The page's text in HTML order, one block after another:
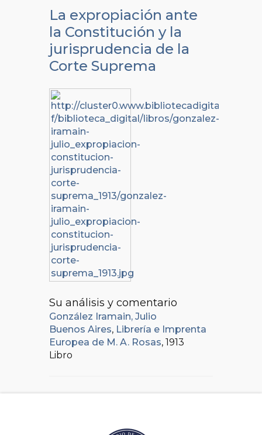
La expropiación ante
la Constitución y la
jurisprudencia de la
Corte Suprema
Su análisis y comentario
González Iramain, Julio
Buenos Aires, Librería e Imprenta
Europea de M. A. Rosas, 1913
Libro